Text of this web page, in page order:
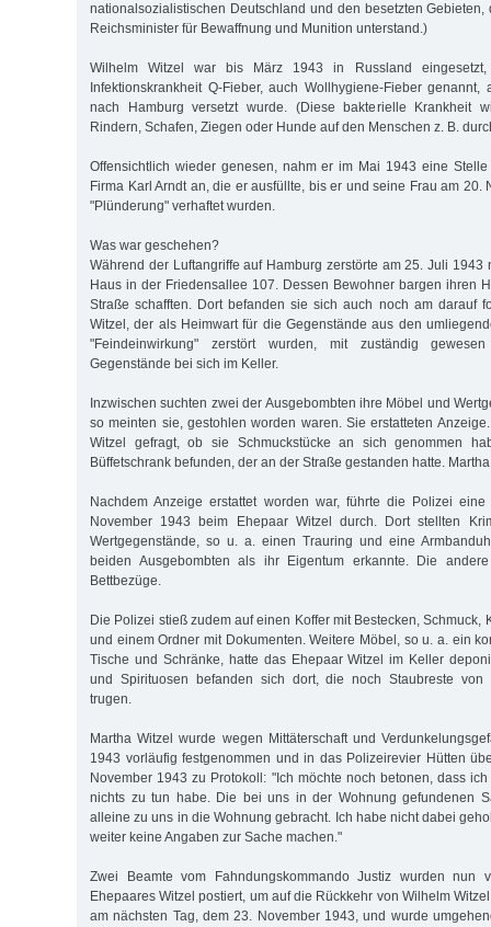
nationalsozialistischen Deutschland und den besetzten
Reichsminister für Bewaffnung und Munition unterstand.)
Wilhelm Witzel war bis März 1943 in Russland
Infektionskrankheit Q-Fieber, auch Wollhygiene-Fieber genannt,
nach Hamburg versetzt wurde. (Diese bakterielle Krankheit
Rindern, Schafen, Ziegen oder Hunde auf den Menschen z. B.
Offensichtlich wieder genesen, nahm er im Mai 1943 eine
Firma Karl Arndt an, die er ausfüllte, bis er und seine Frau am 20.
"Plünderung" verhaftet wurden.
Was war geschehen?
Während der Luftangriffe auf Hamburg zerstörte am 25. Juli 1943
Haus in der Friedensallee 107. Dessen Bewohner bargen ihren
Straße schafften. Dort befanden sie sich auch noch am darauf
Witzel, der als Heimwart für die Gegenstände aus den
"Feindeinwirkung" zerstört wurden, mit zuständig
Gegenstände bei sich im Keller.
Inzwischen suchten zwei der Ausgebombten ihre Möbel und
so meinten sie, gestohlen worden waren. Sie erstatteten
Witzel gefragt, ob sie Schmuckstücke an sich genommen
Büffetschrank befunden, der an der Straße gestanden hatte.
Nachdem Anzeige erstattet worden war, führte die Polizei
November 1943 beim Ehepaar Witzel durch. Dort stellten
Wertgegenstände, so u. a. einen Trauring und eine
beiden Ausgebombten als ihr Eigentum erkannte. Die
Bettbezüge.
Die Polizei stieß zudem auf einen Koffer mit Bestecken, Schmuck,
und einem Ordner mit Dokumenten. Weitere Möbel, so u. a. ein
Tische und Schränke, hatte das Ehepaar Witzel im Keller
und Spirituosen befanden sich dort, die noch Staubreste von
trugen.
Martha Witzel wurde wegen Mittäterschaft und
1943 vorläufig festgenommen und in das Polizeirevier Hütten
November 1943 zu Protokoll: "Ich möchte noch betonen, dass
nichts zu tun habe. Die bei uns in der Wohnung gefundenen
alleine zu uns in die Wohnung gebracht. Ich habe nicht dabei
weiter keine Angaben zur Sache machen."
Zwei Beamte vom Fahndungskommando Justiz wurden nun
Ehepaares Witzel postiert, um auf die Rückkehr von Wilhelm
am nächsten Tag, dem 23. November 1943, und wurde